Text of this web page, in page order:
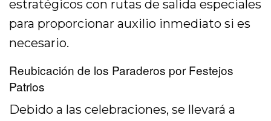
estratégicos con rutas de salida especiales
para proporcionar auxilio inmediato si es
necesario.
Reubicación de los Paraderos por Festejos
Patrios
Debido a las celebraciones, se llevará a